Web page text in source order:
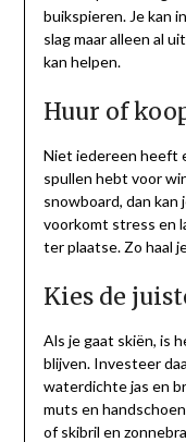
buikspieren. Je kan
slag maar alleen al
kan helpen.
Huur of
Niet iedereen heeft
spullen hebt voor
snowboard, dan
voorkomt stress en
ter plaatse. Zo haal
Kies de
Als je gaat skiën, is
blijven. Investeer
waterdichte jas en
muts en
of skibril en